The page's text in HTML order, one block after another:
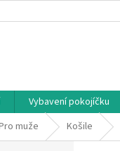
Vybavení pokojíčku
muže Košile